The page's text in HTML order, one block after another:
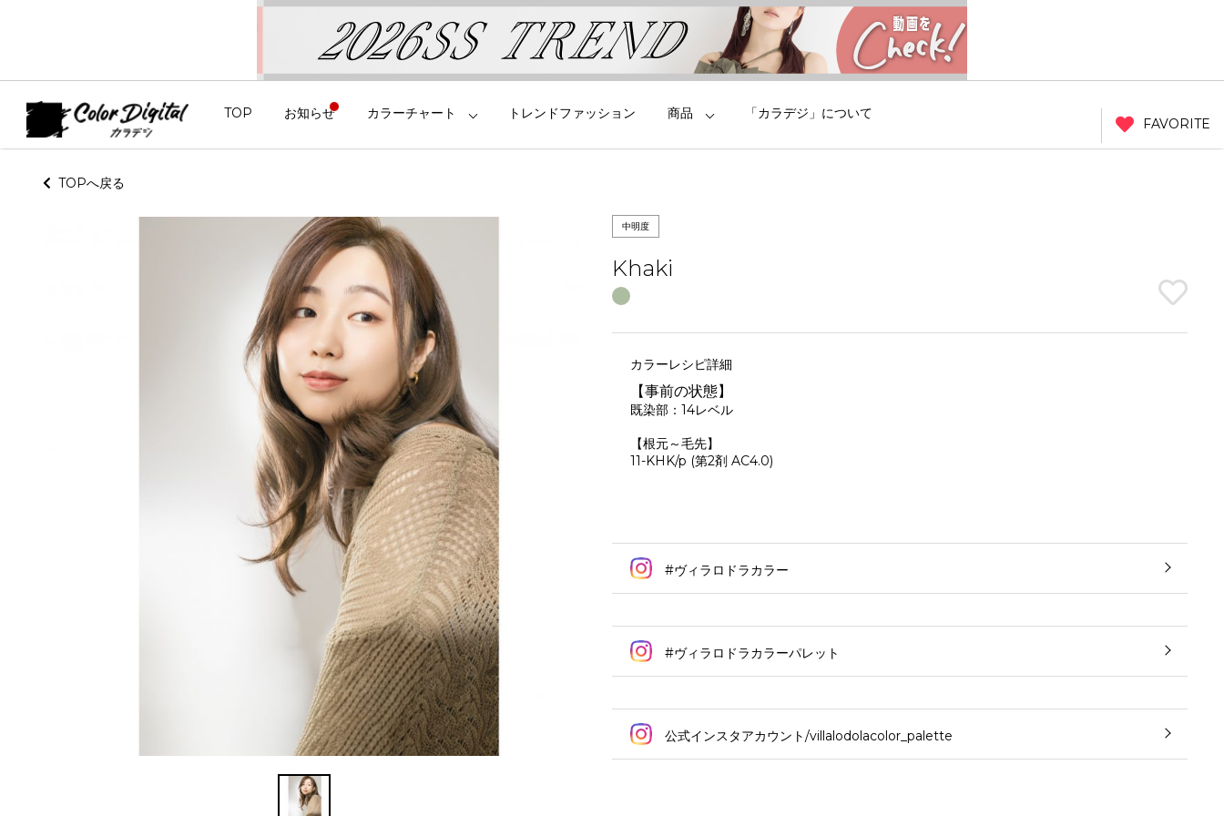
TOP お知らせ カラーチャート トレンドファッション 商品 「カラデジ」について
FAVORITE
TOPへ戻る
中明度
Khaki
カラーレシピ詳細
【事前の状態】
既染部：14レベル
【根元～毛先】
11-KHK/p (第2剤 AC4.0)
#ヴィラロドラカラー
#ヴィラロドラカラーパレット
公式インスタアカウント/villalodolacolor_palette